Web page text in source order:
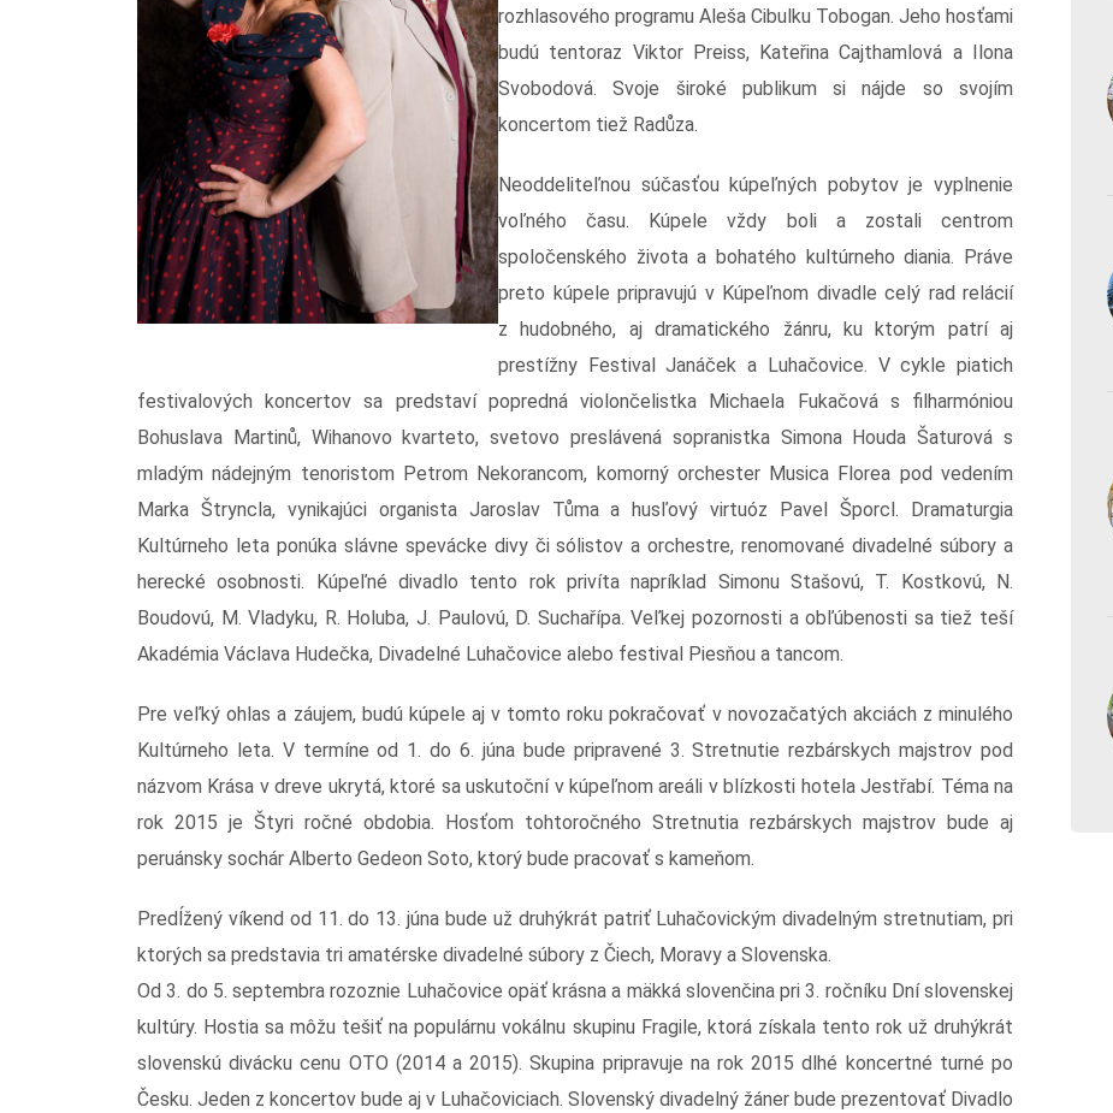
rozhlasového programu Aleša Cibulku Tobogan. Jeho hosťami
budú tentoraz Viktor Preiss, Kateřina Cajthamlová a Ilona
Svobodová. Svoje široké publikum si nájde so svojím
koncertom tiež Radůza.
Neoddeliteľnou súčasťou kúpeľných pobytov je vyplnenie
voľného času. Kúpele vždy boli a zostali centrom
spoločenského života a bohatého kultúrneho diania. Práve
preto kúpele pripravujú v Kúpeľnom divadle celý rad relácií
z hudobného, aj dramatického žánru, ku ktorým patrí aj
prestížny Festival Janáček a Luhačovice. V cykle piatich
festivalových koncertov sa predstaví popredná violončelistka Michaela Fukačová s filharmóniou
Bohuslava Martinů, Wihanovo kvarteto, svetovo preslávená sopranistka Simona Houda Šaturová s
mladým nádejným tenoristom Petrom Nekorancom, komorný orchester Musica Florea pod vedením
Marka Štryncla, vynikajúci organista Jaroslav Tůma a husľový virtuóz Pavel Šporcl. Dramaturgia
Kultúrneho leta ponúka slávne spevácke divy či sólistov a orchestre, renomované divadelné súbory a
herecké osobnosti. Kúpeľné divadlo tento rok privíta napríklad Simonu Stašovú, T. Kostkovú, N.
Boudovú, M. Vladyku, R. Holuba, J. Paulovú, D. Suchařípa. Veľkej pozornosti a obľúbenosti sa tiež teší
Akadémia Václava Hudečka, Divadelné Luhačovice alebo festival Piesňou a tancom.
Pre veľký ohlas a záujem, budú kúpele aj v tomto roku pokračovať v novozačatých akciách z minulého
Kultúrneho leta. V termíne od 1. do 6. júna bude pripravené 3. Stretnutie rezbárskych majstrov pod
názvom Krása v dreve ukrytá, ktoré sa uskutoční v kúpeľnom areáli v blízkosti hotela Jestřabí. Téma na
rok 2015 je Štyri ročné obdobia. Hosťom tohtoročného Stretnutia rezbárskych majstrov bude aj
peruánsky sochár Alberto Gedeon Soto, ktorý bude pracovať s kameňom.
Predĺžený víkend od 11. do 13. júna bude už druhýkrát patriť Luhačovickým divadelným stretnutiam, pri
ktorých sa predstavia tri amatérske divadelné súbory z Čiech, Moravy a Slovenska.
Od 3. do 5. septembra rozoznie Luhačovice opäť krásna a mäkká slovenčina pri 3. ročníku Dní slovenskej
kultúry. Hostia sa môžu tešiť na populárnu vokálnu skupinu Fragile, ktorá získala tento rok už druhýkrát
slovenskú divácku cenu OTO (2014 a 2015). Skupina pripravuje na rok 2015 dlhé koncertné turné po
Česku. Jeden z koncertov bude aj v Luhačoviciach. Slovenský divadelný žáner bude prezentovať Divadlo